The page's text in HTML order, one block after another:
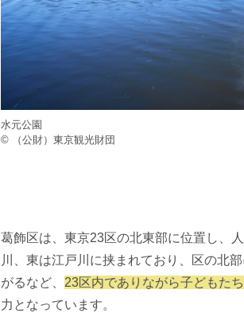
水元公園
© （公財）東京観光財団
葛飾区は、東京23区の北東部に位置し、
川、東は江戸川に挟まれており、区の北
がるなど、 23区内でありながら子どもた
力となっています。